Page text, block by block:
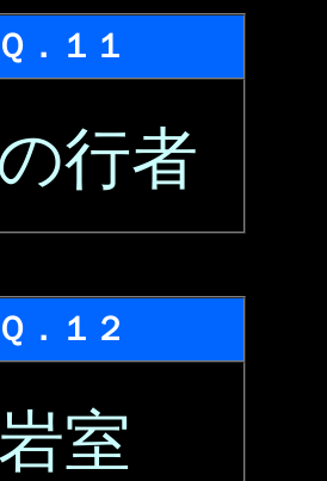
Ｑ．１１
行者
Ｑ．１２
岩室